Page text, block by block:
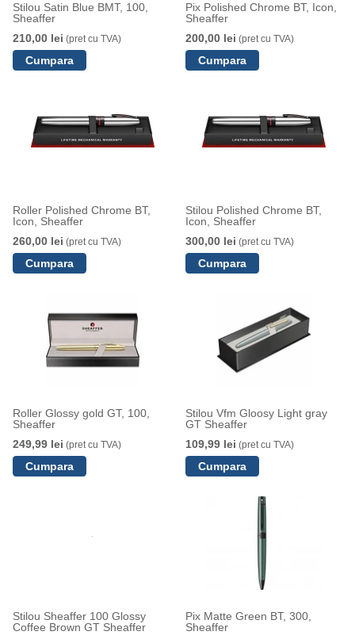
Stilou Satin Blue BMT, 100,
Sheaffer
210,00 lei (pret cu TVA)
Pix Polished Chrome BT, Icon,
Sheaffer
200,00 lei (pret cu TVA)
Roller Polished Chrome BT,
Icon, Sheaffer
260,00 lei (pret cu TVA)
Stilou Polished Chrome BT,
Icon, Sheaffer
300,00 lei (pret cu TVA)
Roller Glossy gold GT, 100,
Sheaffer
249,99 lei (pret cu TVA)
Stilou Vfm Gloosy Light gray
GT Sheaffer
109,99 lei (pret cu TVA)
Stilou Sheaffer 100 Glossy
Coffee Brown GT Sheaffer
Pix Matte Green BT, 300,
Sheaffer